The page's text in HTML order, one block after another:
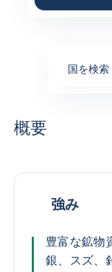
国を検索
概要
強み
豊富な鉱物
銀、スズ、